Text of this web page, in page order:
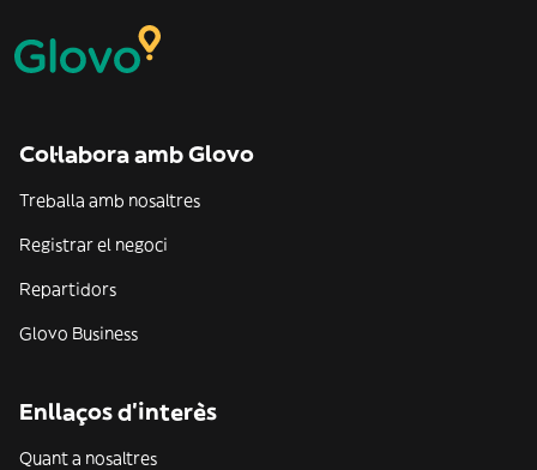
Col·labora amb Glovo
Treballa amb nosaltres
Registrar el negoci
Repartidors
Glovo Business
Enllaços d'interès
Quant a nosaltres